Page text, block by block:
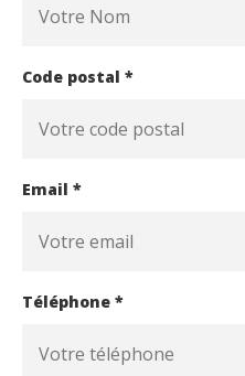
Code postal *
Email *
Téléphone *